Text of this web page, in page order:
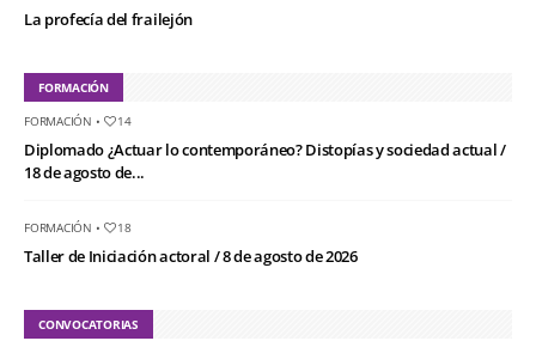
La profecía del frailejón
FORMACIÓN
FORMACIÓN • 14
Diplomado ¿Actuar lo contemporáneo? Distopías y sociedad actual /
18 de agosto de...
FORMACIÓN • 18
Taller de Iniciación actoral / 8 de agosto de 2026
CONVOCATORIAS